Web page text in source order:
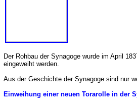
Der Rohbau der Synagoge wurde im April
eingeweiht werden.
Aus der Geschichte der Synagoge sind nur
Einweihung einer neuen Torarolle in der